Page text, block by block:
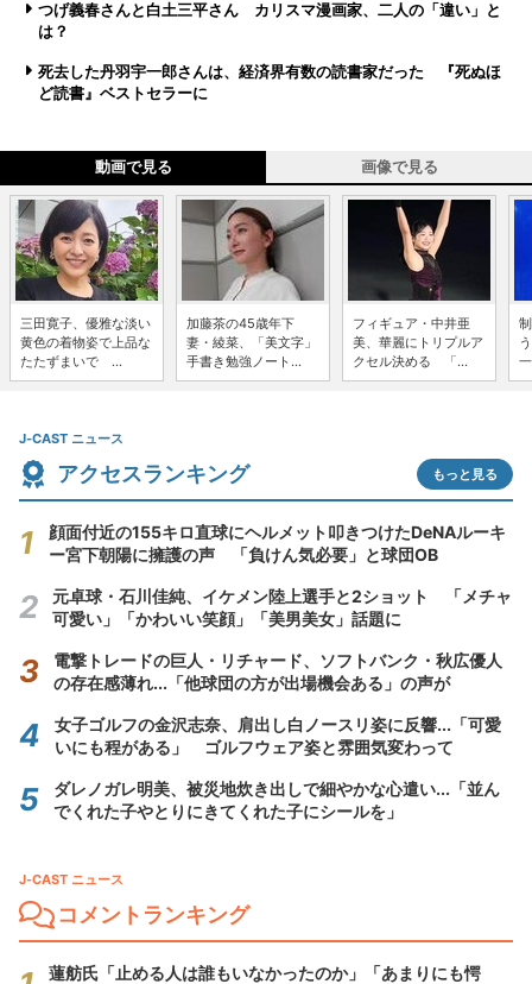
つげ義春さんと白土三平さん カリスマ漫画家、二人の「違い」と
は？
死去した丹羽宇一郎さんは、経済界有数の読書家だった 『死ぬほ
ど読書』ベストセラーに
動画で見る 画像で見る
三田寛子、優雅な淡い
黄色の着物姿で上品な
たたずまいで ...
加藤茶の45歳年下
妻・綾菜、「美文字」
手書き勉強ノート...
フィギュア・中井亜
美、華麗にトリプルア
クセル決める 「...
J-CAST ニュース
アクセスランキング もっと見る
顔面付近の155キロ直球にヘルメット叩きつけたDeNAルーキ
ー宮下朝陽に擁護の声 「負けん気必要」と球団OB
元卓球・石川佳純、イケメン陸上選手と2ショット 「メチャ
可愛い」「かわいい笑顔」「美男美女」話題に
電撃トレードの巨人・リチャード、ソフトバンク・秋広優人
の存在感薄れ...「他球団の方が出場機会ある」の声が
女子ゴルフの金沢志奈、肩出し白ノースリ姿に反響...「可愛
いにも程がある」 ゴルフウェア姿と雰囲気変わって
ダレノガレ明美、被災地炊き出しで細やかな心遣い...「並ん
でくれた子やとりにきてくれた子にシールを」
J-CAST ニュース
コメントランキング
蓮舫氏「止める人は誰もいなかったのか」「あまりにも愕